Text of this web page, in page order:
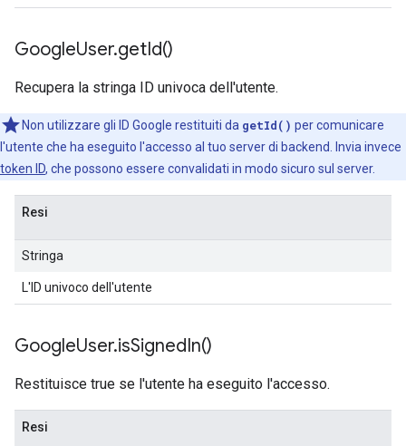
GoogleUser.getId()
Recupera la stringa ID univoca dell'utente.
Non utilizzare gli ID Google restituiti da getId() per comunicare
l'utente che ha eseguito l'accesso al tuo server di backend. Invia invece
token ID, che possono essere convalidati in modo sicuro sul server.
Resi
Stringa
L'ID univoco dell'utente
GoogleUser.isSignedIn()
Restituisce true se l'utente ha eseguito l'accesso.
Resi